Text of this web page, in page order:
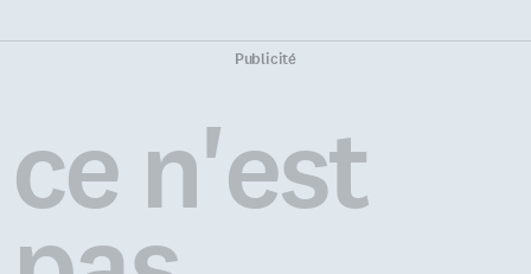
Publicité
ce n'est